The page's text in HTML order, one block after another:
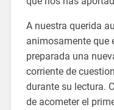
A nuestra querida
animosamente que
preparada una
corriente de
durante su lectura.
de acometer el